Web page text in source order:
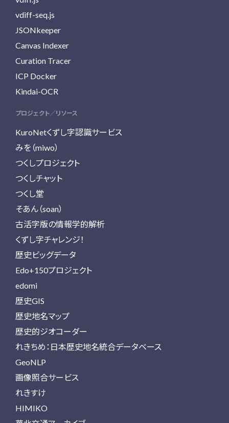
vdiff-seq.js
JSONkeeper
Canvas Indexer
Curation Tracer
ICP Docker
Kindai-OCR
プロジェクト／リソース
KuroNetくずし字認識サービス
みを（miwo）
つくしプロジェクト
つくしチャット
つくし堂
そあん（soan）
古活字版の情報学的解析
くずし字チャレンジ！
歴史ビッグデータ
Edo+150プロジェクト
edomi
歴史GIS
歴史地名マップ
歴史的ジオコーダー
れきちめ：日本歴史地名統合データベース
GeoNLP
画像照合サービス
れきすけ
HIMIKO